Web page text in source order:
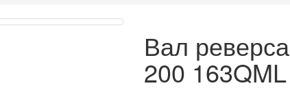
Вал
200 163QML